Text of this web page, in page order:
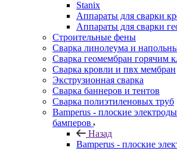
Stanix
Аппараты для сварки
Аппараты для сварки
Строительные фены
Сварка линолеума и
Сварка геомембран горячим
Сварка кровли и пвх мембран
Экструзионная сварка
Сварка баннеров и тентов
Сварка полиэтиленовых труб
Bamperus - плоские
бамперов
Назад
Bamperus - плоские